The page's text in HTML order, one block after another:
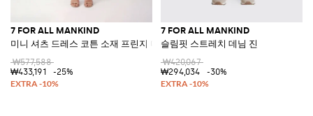
7 FOR ALL MANKIND
미니 셔츠 드레스 코튼 소재 프린지 디테일
₩577,588
₩433,191
-25%
7 FOR ALL MANKIND
슬림핏 스트레치 데님 진
₩420,067
₩294,034
-30%